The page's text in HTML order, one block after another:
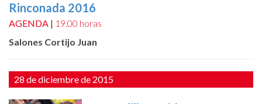
Rinconada 2016
AGENDA | 19.00 horas
Salones Cortijo Juan
28 de diciembre de 2015